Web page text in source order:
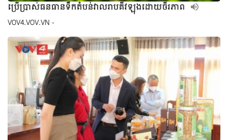
ប្រើប្រាស់ធនធានទឹកតំបន់វាលរាបគីវឡុងដោយចីរភាព
VOV4.VOV.VN -